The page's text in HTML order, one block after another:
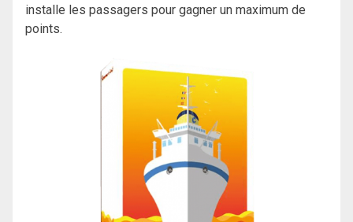
installe les passagers pour gagner un maximum de
points.